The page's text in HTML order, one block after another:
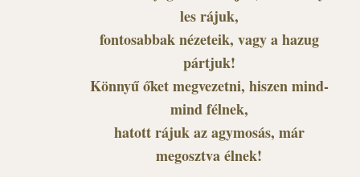
les rájuk,
fontosabbak nézeteik, vagy a hazug
pártjuk!
Könnyű őket megvezetni, hiszen mind-
mind félnek,
hatott rájuk az agymosás, már
megosztva élnek!